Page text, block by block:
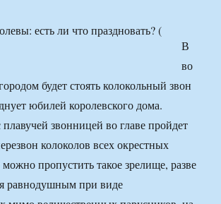
В
во
будет стоять колокольный звон
юбилей королевского дома.
плавучей звонницей во главе пройдет
колоколов всех окрестных
можно пропустить такое зрелище, разве
равнодушным при виде